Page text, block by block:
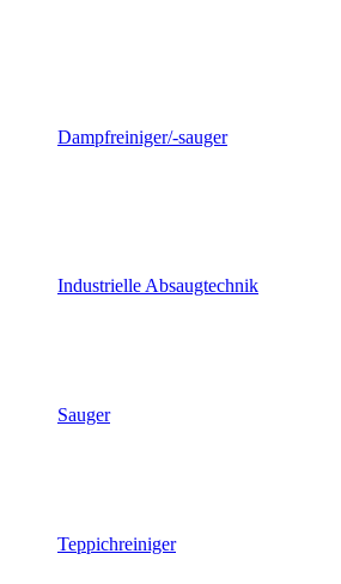
Dampfreiniger/-sauger
Industrielle Absaugtechnik
Sauger
Teppichreiniger